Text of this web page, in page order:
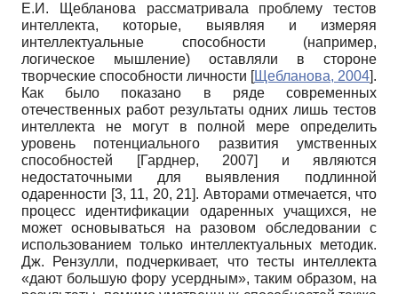
Е.И. Щебланова рассматривала проблему тестов
интеллекта, которые, выявляя и измеряя
интеллектуальные способности (например,
логическое мышление) оставляли в стороне
творческие способности личности [Щебланова, 2004].
Как было показано в ряде современных
отечественных работ результаты одних лишь тестов
интеллекта не могут в полной мере определить
уровень потенциального развития умственных
способностей
[Гарднер, 2007]
и являются
недостаточными для выявления подлинной
одаренности [3, 11, 20, 21]. Авторами отмечается, что
процесс идентификации одаренных учащихся, не
может основываться на разовом обследовании с
использованием только интеллектуальных методик.
Дж. Рензулли, подчеркивает, что тесты интеллекта
«дают большую фору усердным», таким образом, на